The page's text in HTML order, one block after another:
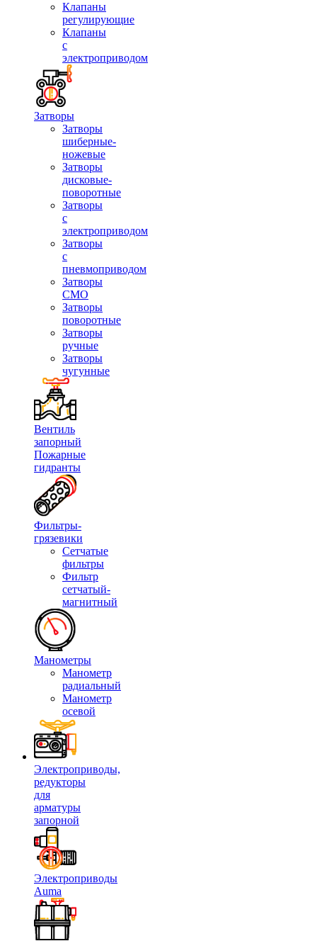
Клапаны
регулирующие
Клапаны
с
электроприводом
Затворы
Затворы
шиберные-
ножевые
Затворы
дисковые-
поворотные
Затворы
с
электроприводом
Затворы
с
пневмоприводом
Затворы
СМО
Затворы
поворотные
Затворы
ручные
Затворы
чугунные
Вентиль
запорный
Пожарные
гидранты
Фильтры-
грязевики
Сетчатые
фильтры
Фильтр
сетчатый-
магнитный
Манометры
Манометр
радиальный
Манометр
осевой
Электроприводы,
редукторы
для
арматуры
запорной
Электроприводы
Auma